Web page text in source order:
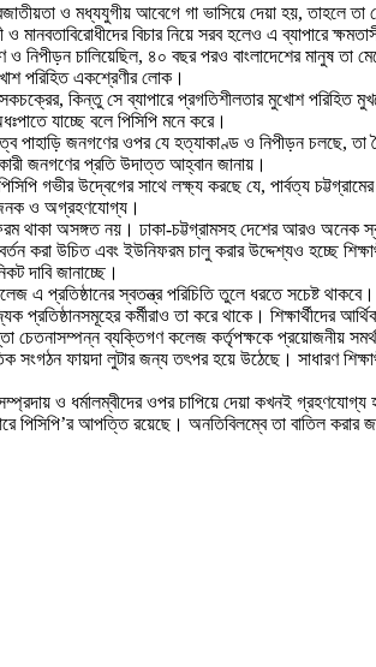
ও মধ্যযুগীয় আবেগে গা ভাসিয়ে দেয়া হয়, তাহলে
মানবতাবিরোধীদের বিচার নিয়ে সরব হলেও এ ব্যাপারে
ও নিপীড়ন চালিয়েছিল, ৪০ বছর পরও বাংলাদেশের মানুষ
পরিহিত একশ্রেণীর লোক।
কিন্তু সে ব্যাপারে প্রগতিশীলতার মুখোশ পরিহিত
যাচ্ছে বলে পিসিপি মনে করে।
জনগণের ওপর যে হত্যাকাণ্ড ও নিপীড়ন চলছে,
জনগণের প্রতি উদাত্ত আহ্বান জানায়।
গভীর উদ্বেগের সাথে লক্ষ্য করছে যে, পার্বত্য
ও অগ্রহণযোগ্য।
থাকা অসঙ্গত নয়। ঢাকা-চট্টগ্রামসহ দেশের আরও
করা উচিত এবং ইউনিফরম চালু করার উদ্দেশ্যও হচ্ছে
দাবি জানাচ্ছে।
কলেজ এ প্রতিষ্ঠানের স্বতন্ত্র পরিচিতি তুলে ধরতে সচেষ্ট
কর্মীরাও তা করে থাকে। শিক্ষার্থীদের
চেতনাসম্পন্ন ব্যক্তিগণ কলেজ কর্তৃপক্ষকে প্রয়োজনীয়
ফায়দা লুটার জন্য তৎপর হয়ে উঠেছে। সাধারণ
ও ধর্মালম্বীদের ওপর চাপিয়ে দেয়া কখনই গ্রহণযোগ্য
পিসিপি’র আপত্তি রয়েছে। অনতিবিলম্বে তা বাতিল